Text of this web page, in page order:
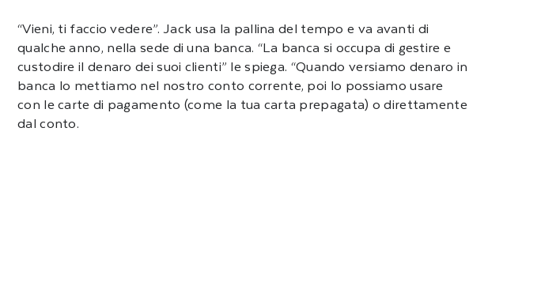
“Vieni, ti faccio vedere”. Jack usa la pallina del tempo e va avanti di
qualche anno, nella sede di una banca. “La banca si occupa di gestire e
custodire il denaro dei suoi clienti” le spiega. “Quando versiamo denaro in
banca lo mettiamo nel nostro conto corrente, poi lo possiamo usare
con le carte di pagamento (come la tua carta prepagata) o direttamente
dal conto.